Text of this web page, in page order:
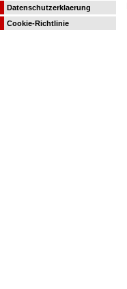
Datenschutzerklaerung
Cookie-Richtlinie